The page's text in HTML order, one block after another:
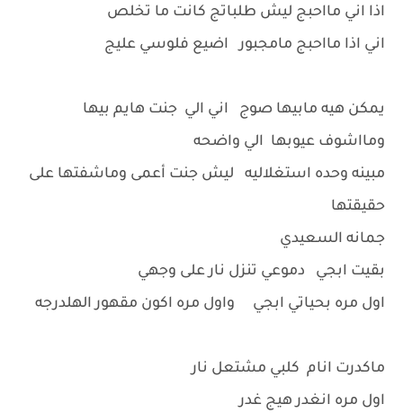
اذا اني مااحبج ليش طلباتج كانت ما تخلص
اني اذا مااحبج مامجبور اضيع فلوسي عليج
يمكن هيه مابيها صوج اني الي جنت هايم بيها
ومااشوف عيوبها الي واضحه
مبينه وحده استغلاليه ليش جنت أعمى وماشفتها على
حقيقتها
جمانه السعيدي
بقيت ابجي دموعي تنزل نار على وجهي
اول مره بحياتي ابجي واول مره اكون مقهور الهلدرجه
ماكدرت انام كلبي مشتعل نار
اول مره انغدر هيج غدر